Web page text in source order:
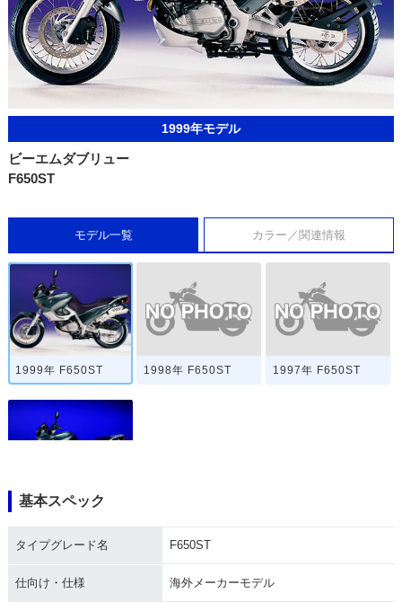
1999年モデル
ビーエムダブリュー
F650ST
モデル一覧 カラー／関連情報
1999年 F650ST 1998年 F650ST 1997年 F650ST
1996年 F650ST・
基本スペック
タイプグレード名 F650ST
仕向け・仕様 海外メーカーモデル